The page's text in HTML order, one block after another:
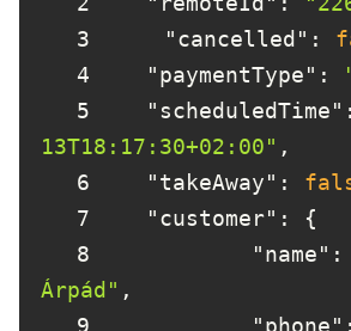
3
"cancelled" :
4
"paymentType" :
5
"scheduledTime"
13T18:17:30+02:00"
6
"takeAway" :
7
"customer"
8
"name" :
Árpád"
9
"phone"